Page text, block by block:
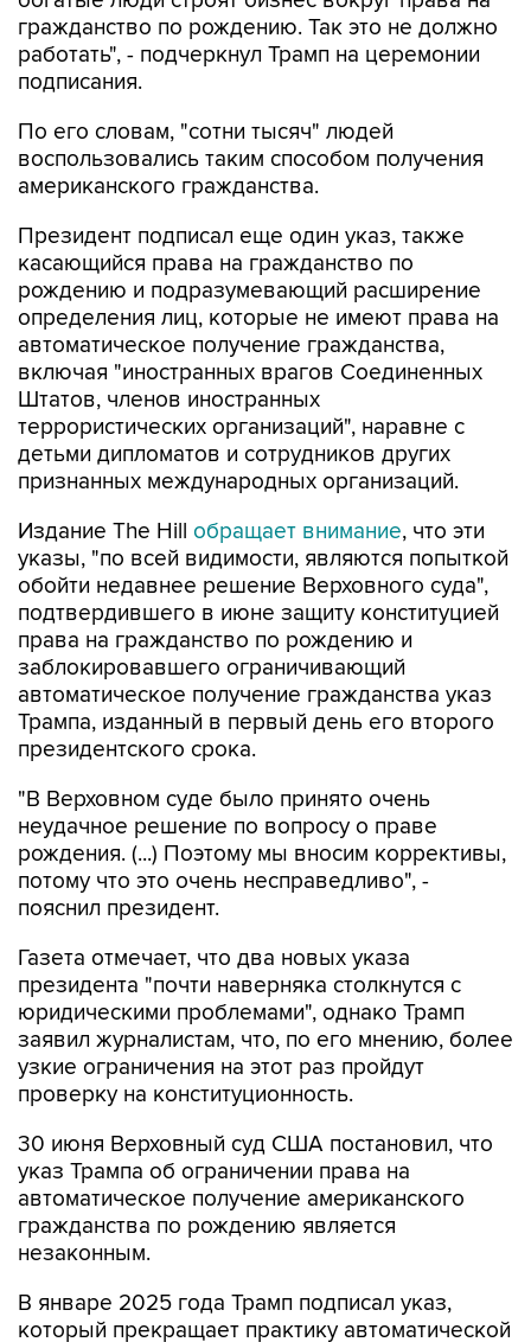
гражданство по рождению. Так это не должно
работать", - подчеркнул Трамп на церемонии
подписания.
По его словам, "сотни тысяч" людей
воспользовались таким способом получения
американского гражданства.
Президент подписал еще один указ, также
касающийся права на гражданство по
рождению и подразумевающий расширение
определения лиц, которые не имеют права на
автоматическое получение гражданства,
включая "иностранных врагов Соединенных
Штатов, членов иностранных
террористических организаций", наравне с
детьми дипломатов и сотрудников других
признанных международных организаций.
Издание The Hill обращает внимание, что эти
указы, "по всей видимости, являются попыткой
обойти недавнее решение Верховного суда",
подтвердившего в июне защиту конституцией
права на гражданство по рождению и
заблокировавшего ограничивающий
автоматическое получение гражданства указ
Трампа, изданный в первый день его второго
президентского срока.
"В Верховном суде было принято очень
неудачное решение по вопросу о праве
рождения. (...) Поэтому мы вносим коррективы,
потому что это очень несправедливо", -
пояснил президент.
Газета отмечает, что два новых указа
президента "почти наверняка столкнутся с
юридическими проблемами", однако Трамп
заявил журналистам, что, по его мнению, более
узкие ограничения на этот раз пройдут
проверку на конституционность.
30 июня Верховный суд США постановил, что
указ Трампа об ограничении права на
автоматическое получение американского
гражданства по рождению является
незаконным.
В январе 2025 года Трамп подписал указ,
который прекращает практику автоматической